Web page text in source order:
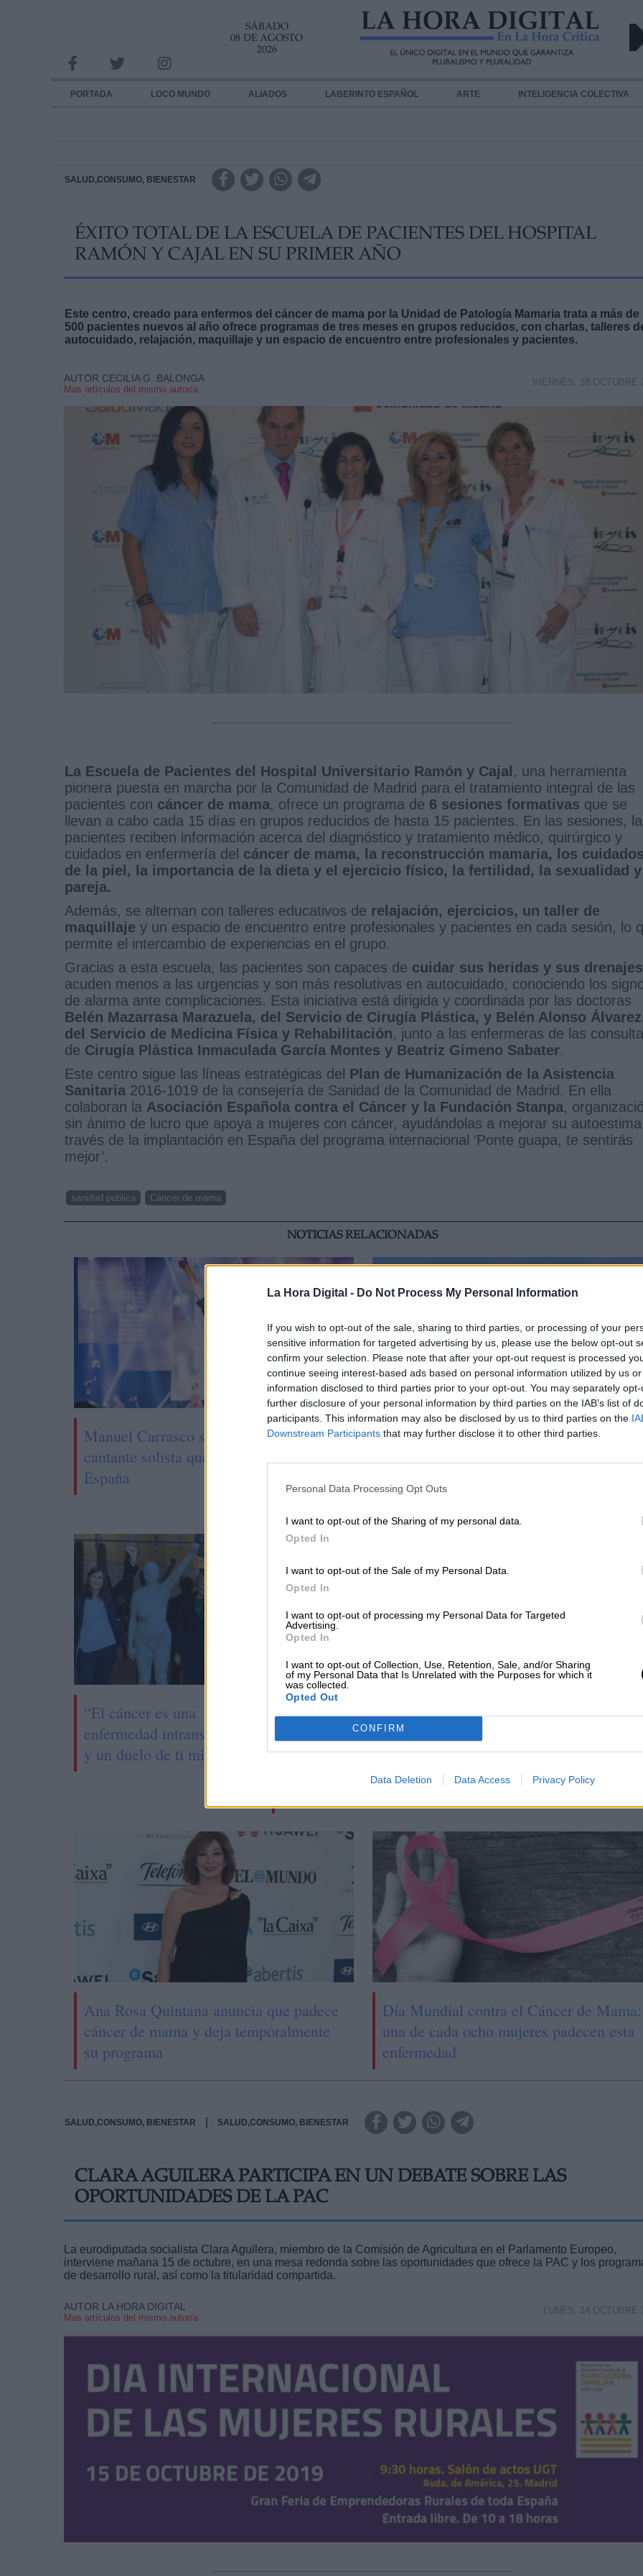
La Hora Digital - Do Not Process My Personal Information
If you wish to opt-out of the sale, sharing to third parties, or processing of your
sensitive information for targeted advertising by us, please use the below opt-out
confirm your selection. Please note that after your opt-out request is processed
continue seeing interest-based ads based on personal information utilized by us
information disclosed to third parties prior to your opt-out. You may separately
further disclosure of your personal information by third parties on the IAB’s list of
participants. This information may also be disclosed by us to third parties on the
Downstream Participants that may further disclose it to other third parties.
Personal Data Processing Opt Outs
I want to opt-out of the Sharing of my personal data.
Opted In
I want to opt-out of the Sale of my Personal Data.
Opted In
I want to opt-out of processing my Personal Data for Targeted
Advertising.
Opted In
I want to opt-out of Collection, Use, Retention, Sale, and/or Sharing
of my Personal Data that Is Unrelated with the Purposes for which it
was collected.
Opted Out
CONFIRM
Data Deletion Data Access Privacy Policy
SÁBADO
08 DE AGOSTO
2026
PORTADA LOCO MUNDO ALIADOS LABERINTO ESPAÑOL ARTE INTELIGENCIA COLECTIVA
SALUD,CONSUMO, BIENESTAR
ÉXITO TOTAL DE LA ESCUELA DE PACIENTES DEL HOSPITAL
RAMÓN Y CAJAL EN SU PRIMER AÑO
Este centro, creado para enfermos del cáncer de mama por la Unidad de Patología Mamaria trata a más de
500 pacientes nuevos al año ofrece programas de tres meses en grupos reducidos, con charlas, talleres
autocuidado, relajación, maquillaje y un espacio de encuentro entre profesionales y pacientes.
AUTOR CECILIA G. BALONGA
Mas artículos del mismo autor/a
VIERNES, 18 OCTUBRE
La Escuela de Pacientes del Hospital Universitario Ramón y Cajal, una herramienta
pionera puesta en marcha por la Comunidad de Madrid para el tratamiento integral de las
pacientes con cáncer de mama, ofrece un programa de 6 sesiones formativas que se
llevan a cabo cada 15 días en grupos reducidos de hasta 15 pacientes. En las sesiones,
pacientes reciben información acerca del diagnóstico y tratamiento médico, quirúrgico y
cuidados en enfermería del cáncer de mama, la reconstrucción mamaria, los cuidados
de la piel, la importancia de la dieta y el ejercicio físico, la fertilidad, la sexualidad
pareja.
Además, se alternan con talleres educativos de relajación, ejercicios, un taller de
maquillaje y un espacio de encuentro entre profesionales y pacientes en cada sesión, lo
permite el intercambio de experiencias en el grupo.
Gracias a esta escuela, las pacientes son capaces de cuidar sus heridas y sus drenajes
acuden menos a las urgencias y son más resolutivas en autocuidado, conociendo los
de alarma ante complicaciones. Esta iniciativa está dirigida y coordinada por las doctoras
Belén Mazarrasa Marazuela, del Servicio de Cirugía Plástica, y Belén Alonso
del Servicio de Medicina Física y Rehabilitación, junto a las enfermeras de las
de Cirugía Plástica Inmaculada García Montes y Beatriz Gimeno Sabater.
Este centro sigue las líneas estratégicas del Plan de Humanización de la Asistencia
Sanitaria 2016-1019 de la consejería de Sanidad de la Comunidad de Madrid. En ella
colaboran la Asociación Española contra el Cáncer y la Fundación Stanpa,
sin ánimo de lucro que apoya a mujeres con cáncer, ayudándolas a mejorar su
través de la implantación en España del programa internacional ‘Ponte guapa, te sentirás
mejor’.
sanidad publica Cáncer de mama
NOTICIAS RELACIONADAS
Manuel Carrasco se convierte en el
cantante solista que más público atrae en
España
Investigadores del Vall d'Hebron
metástasis en cáncer de mama
“El cáncer es una
enfermedad intransferible
y un duelo de ti misma”
La 'marea rosa' se hace
notar en Barcelona en la
Carrera de la Mujer
Central Lechera
La primera vacuna contra
los ensayos en humanos
Ana Rosa Quintana anuncia que padece
cáncer de mama y deja temporalmente
su programa
Día Mundial contra el Cáncer de Mama:
una de cada ocho mujeres padecen esta
enfermedad
SALUD,CONSUMO, BIENESTAR SALUD,CONSUMO, BIENESTAR
CLARA AGUILERA PARTICIPA EN UN DEBATE SOBRE LAS
OPORTUNIDADES DE LA PAC
La eurodiputada socialista Clara Aguilera, miembro de la Comisión de Agricultura en el Parlamento Europeo,
interviene mañana 15 de octubre, en una mesa redonda sobre las oportunidades que ofrece la PAC y los
de desarrollo rural, así como la titularidad compartida.
AUTOR LA HORA DIGITAL
Mas artículos del mismo autor/a
LUNES, 14 OCTUBRE
INFORMACION SOBRE LA PROTECCIÓN DE TUS DATOS
Responsable:
Destinatarios:
link
Información adicional
link